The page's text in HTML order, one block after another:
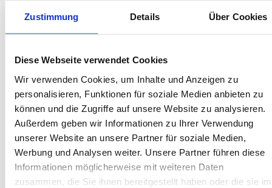
Zustimmung Details Über Cookies
Diese Webseite verwendet Cookies
Wir verwenden Cookies, um Inhalte und Anzeigen zu
personalisieren, Funktionen für soziale Medien anbieten zu
können und die Zugriffe auf unsere Website zu analysieren.
Außerdem geben wir Informationen zu Ihrer Verwendung
unserer Website an unsere Partner für soziale Medien,
Werbung und Analysen weiter. Unsere Partner führen diese
Informationen möglicherweise mit weiteren Daten
zusammen, die Sie ihnen bereitgestellt haben oder die sie im
Herausragend
15 Bewertungen
Next